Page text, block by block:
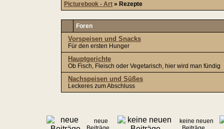
Picturebook - Art » Rezepte
Foren
Vorspeisen und Snacks
Für den ersten Hunger
Hauptgerichte
Ob Fisch, Fleisch oder Vegetarisch, hier wird man fündig
Nachspeisen und Süßes
Leckeres zum Abschluss
neue
keine neuen